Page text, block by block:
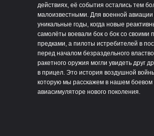
действиях, её события остались тем
малоизвестными. Для военной
уникальные годы, когда новые
самолёты воевали бок о бок со своими
предками, а пилоты истребителей в
перед началом безраздельного
ракетного оружия могли увидеть друг
в прицел. Это история воздушной
которую мы расскажем в нашем боевом
авиасимуляторе нового поколения.